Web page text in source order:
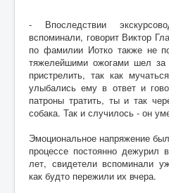
- Впоследствии
вспоминали, говорит Виктор
по фамилии Иотко также не
тяжелейшими ожогами шел за
пристрелить, так как
улыбались ему в ответ и
патроны тратить, ты и так
собака. Так и случилось - он
Эмоциональное напряжение
процессе постоянно дежурил
лет, свидетели вспоминали
как будто пережили их вчера.